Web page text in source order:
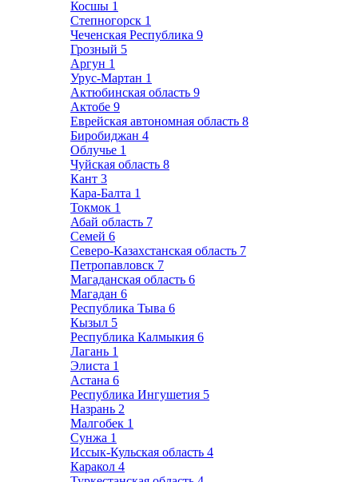
Косшы 1
Степногорск 1
Чеченская Республика 9
Грозный 5
Аргун 1
Урус-Мартан 1
Актюбинская область 9
Актобе 9
Еврейская автономная область 8
Биробиджан 4
Облучье 1
Чуйская область 8
Кант 3
Кара-Балта 1
Токмок 1
Абай область 7
Семей 6
Северо-Казахстанская область 7
Петропавловск 7
Магаданская область 6
Магадан 6
Республика Тыва 6
Кызыл 5
Республика Калмыкия 6
Лагань 1
Элиста 1
Астана 6
Республика Ингушетия 5
Назрань 2
Малгобек 1
Сунжа 1
Иссык-Кульская область 4
Каракол 4